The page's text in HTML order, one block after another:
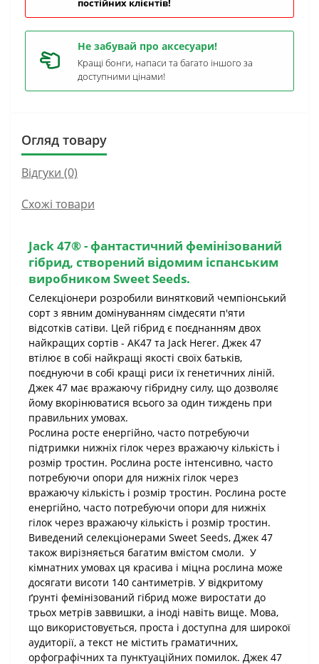
постійних клієнтів!
Не забувай про аксесуари!
Кращі бонги, напаси та багато іншого за
доступними цінами!
Огляд товару
Відгуки (0)
Схожі товари
Jack 47®- фантастичний фемінізований
гібрид, створений відомим іспанським
виробником Sweet Seeds.
Селекціонери розробили винятковий чемпіонський
сорт з явним домінуванням сімдесяти п'яти
відсотків сатіви. Цей гібрид є поєднанням двох
найкращих сортів - AK47 та Jack Herer. Джек 47
втілює в собі найкращі якості своїх батьків,
поєднуючи в собі кращі риси їх генетичних ліній.
Джек 47 має вражаючу гібридну силу, що дозволяє
йому вкорінюватися всього за один тиждень при
правильних умовах.
Рослина росте енергійно, часто потребуючи
підтримки нижніх гілок через вражаючу кількість і
розмір тростин. Рослина росте інтенсивно, часто
потребуючи опори для нижніх гілок через
вражаючу кількість і розмір тростин. Рослина росте
енергійно, часто потребуючи опори для нижніх
гілок через вражаючу кількість і розмір тростин.
Виведений селекціонерами Sweet Seeds, Джек 47
також вирізняється багатим вмістом смоли. У
кімнатних умовах ця красива і міцна рослина може
досягати висоти 140 сантиметрів. У відкритому
ґрунті фемінізований гібрид може виростати до
трьох метрів заввишки, а іноді навіть вище. Мова,
що використовується, проста і доступна для широкої
аудиторії, а текст не містить граматичних,
орфографічних та пунктуаційних помилок. Джек 47